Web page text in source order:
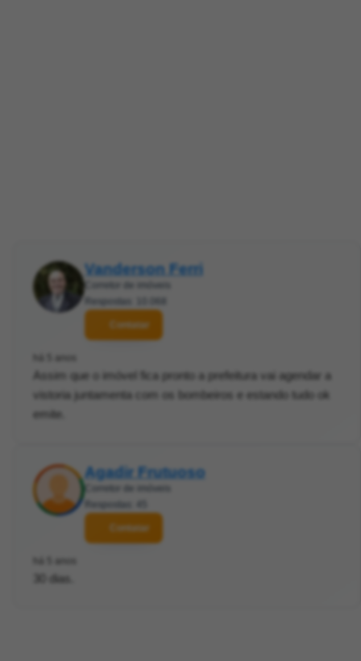
Vanderson Ferri
Corretor de imóveis
Respostas: 10.068
Contatar
há 5 anos
Assim que o imóvel fica pronto a prefeitura vai agendar a
vistoria juntamenta com os bombeiros e estando tudo ok
emite.
Agadir Frutuoso
Corretor de imóveis
Respostas: 45
Contatar
há 5 anos
30 dias.